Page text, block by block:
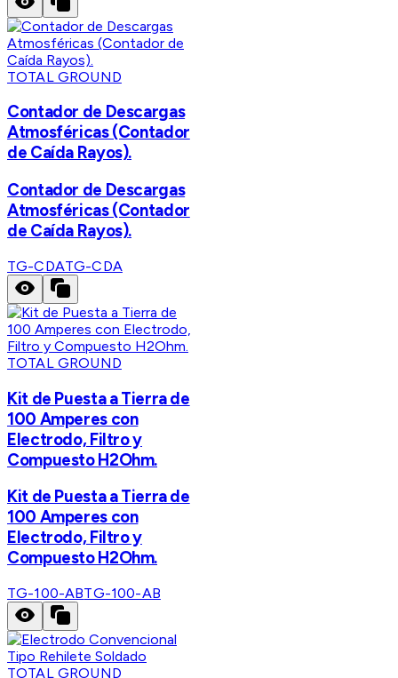
TOTAL GROUND
Contador de Descargas
Atmosféricas (Contador
de Caída Rayos).
Contador de Descargas
Atmosféricas (Contador
de Caída Rayos).
TG-CDATG-CDA
TOTAL GROUND
Kit de Puesta a Tierra de
100 Amperes con
Electrodo, Filtro y
Compuesto H2Ohm.
Kit de Puesta a Tierra de
100 Amperes con
Electrodo, Filtro y
Compuesto H2Ohm.
TG-100-ABTG-100-AB
TOTAL GROUND